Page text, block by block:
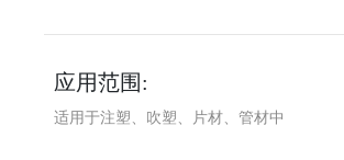
应用范围:
适用于注塑、吹塑、片材、管材中